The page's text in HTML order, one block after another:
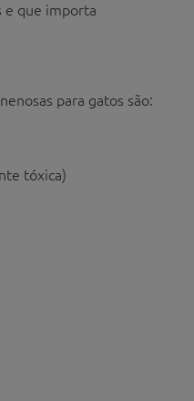
e que importa
para gatos são:
tóxica)